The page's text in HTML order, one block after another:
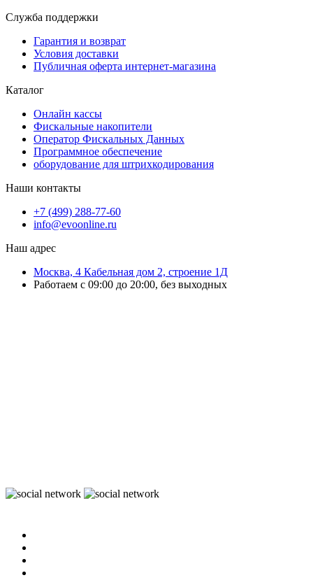
Служба поддержки
Гарантия и возврат
Условия доставки
Публичная оферта интернет-магазина
Каталог
Онлайн кассы
Фискальные накопители
Оператор Фискальных Данных
Программное обеспечение
оборудование для штрихкодирования
Наши контакты
+7 (499) 288-77-60
info@evoonline.ru
Наш адрес
Москва, 4 Кабельная дом 2, строение 1Д
Работаем с 09:00 до 20:00, без выходных